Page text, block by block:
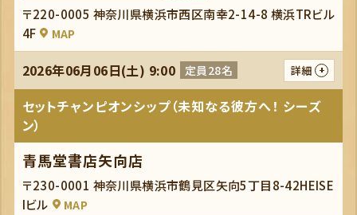
〒220-0005 神奈川県横浜市西区南幸2-14-8 横浜TRビル
4F
MAP
2026年06月06日(土) 9:00 定員28名 詳細
セットチャンピオンシップ（未知なる彼方へ！ シーズ
ン）
青馬堂書店矢向店
〒230-0001 神奈川県横浜市鶴見区矢向5丁目8-42HEISE
Iビル
MAP